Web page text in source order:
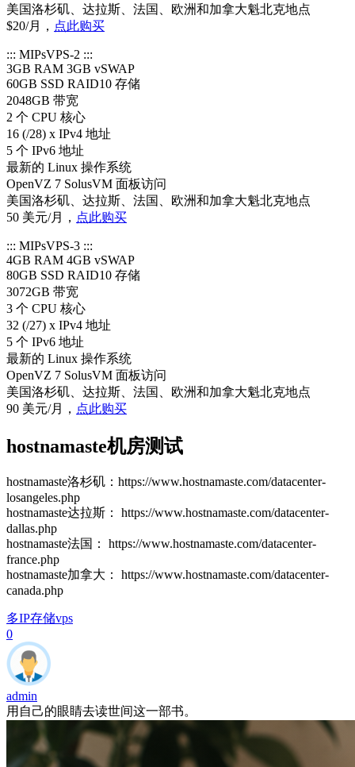
美国洛杉矶、达拉斯、法国、欧洲和加拿大魁北克地点
$20/月， 点此购买
::: MIPsVPS-2 :::
3GB RAM 3GB vSWAP
60GB SSD RAID10 存储
2048GB 带宽
2 个 CPU 核心
16 (/28) x IPv4 地址
5 个 IPv6 地址
最新的 Linux 操作系统
OpenVZ 7 SolusVM 面板访问
美国洛杉矶、达拉斯、法国、欧洲和加拿大魁北克地点
50 美元/月， 点此购买
::: MIPsVPS-3 :::
4GB RAM 4GB vSWAP
80GB SSD RAID10 存储
3072GB 带宽
3 个 CPU 核心
32 (/27) x IPv4 地址
5 个 IPv6 地址
最新的 Linux 操作系统
OpenVZ 7 SolusVM 面板访问
美国洛杉矶、达拉斯、法国、欧洲和加拿大魁北克地点
90 美元/月， 点此购买
hostnamaste机房测试
hostnamaste洛杉矶：https://www.hostnamaste.com/datacenter-
losangeles.php
hostnamaste达拉斯： https://www.hostnamaste.com/datacenter-
dallas.php
hostnamaste法国： https://www.hostnamaste.com/datacenter-
france.php
hostnamaste加拿大： https://www.hostnamaste.com/datacenter-
canada.php
多IP存储vps
0
admin
用自己的眼睛去读世间这一部书。